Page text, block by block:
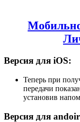
Версия для iOS:
Теперь при
передачи
установив
Версия для